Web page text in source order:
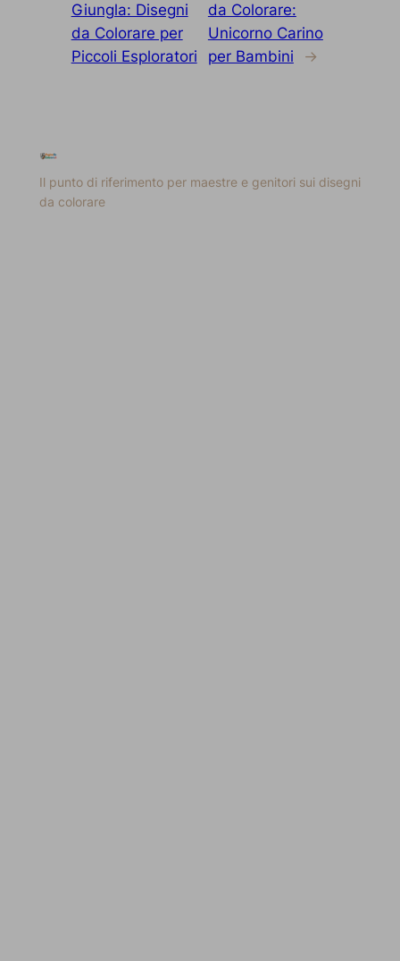
Giungla: Disegni
da Colorare per
Piccoli Esploratori
da Colorare:
Unicorno Carino
per Bambini
→
Il punto di riferimento per maestre e genitori sui disegni
da colorare